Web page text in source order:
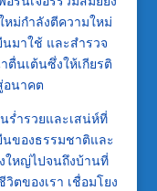
ม่กำลังตีความใหม่
มาใช้ และสำรวจ
ตื่นเต้นซึ่งให้เกียรติ
อนาคต
ร่ำรวยและเสน่ห์ที่
นของธรรมชาติและ
ใหญ่ไปจนถึงบ้านที่
วิตของเรา เชื่อมโยง